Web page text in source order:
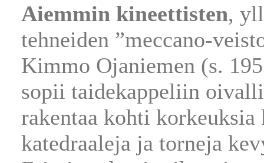
Aiemmin kineettisten,
tehneiden ”meccano-
Kimmo Ojaniemen (s.
sopii taidekappeliin
rakentaa kohti korkeuksia
katedraaleja ja torneja